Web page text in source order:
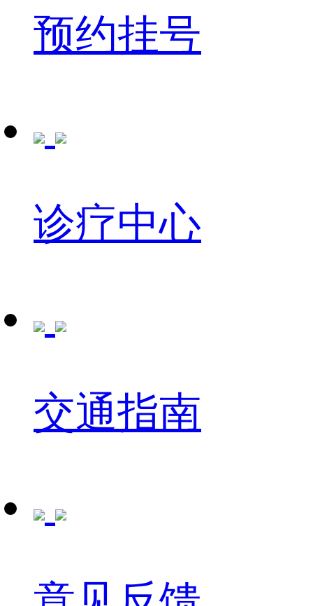
预约挂号
诊疗中心
交通指南